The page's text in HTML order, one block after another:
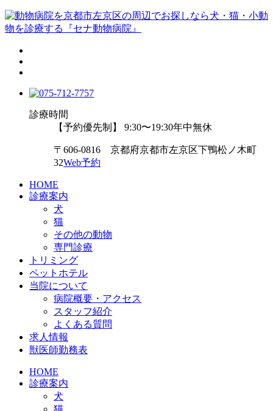
診療時間
【予約優先制】 9:30〜19:30年中無休
〒606-0816 京都府京都市左京区下鴨松ノ木町
32Web予約
HOME
診療案内
犬
猫
その他の動物
専門診療
トリミング
ペットホテル
当院について
病院概要・アクセス
スタッフ紹介
よくある質問
求人情報
獣医師勤務表
HOME
診療案内
犬
猫